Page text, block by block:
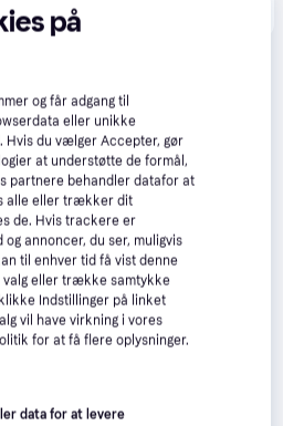
Gräsklippare.
på
og får adgang til
eller unikke
Hvis du vælger Accepter, gør
at understøtte de formål,
partnere behandler datafor at
alle eller trækker dit
de. Hvis trackere er
annoncer, du ser, muligvis
til enhver tid få vist denne
eller trække samtykke
Indstillinger på linket
vil have virkning i vores
for at få flere oplysninger.
data for at levere